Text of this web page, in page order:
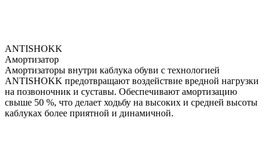
ANTISHOKK
Амортизатор
Амортизаторы внутри каблука обуви с технологией
ANTISHOKK предотвращают воздействие вредной нагрузки
на позвоночник и суставы. Обеспечивают амортизацию
свыше 50 %, что делает ходьбу на высоких и средней высоты
каблуках более приятной и динамичной.